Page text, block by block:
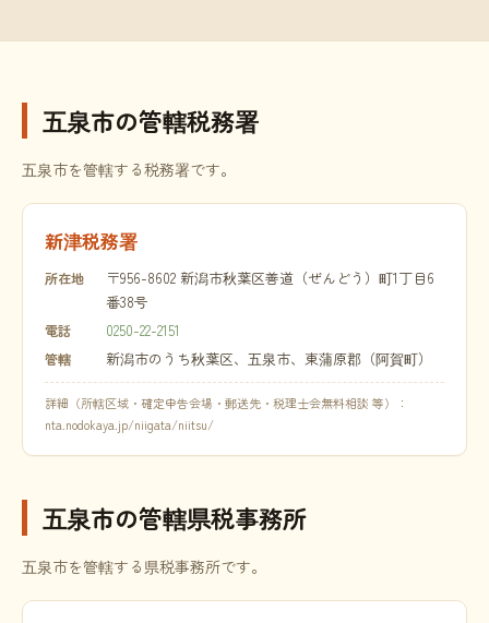
五泉市の管轄税務署
五泉市を管轄する税務署です。
新津税務署
所在地
〒956-8602 新潟市秋葉区善道（ぜんどう）町1丁目6
番38号
電話 0250-22-2151
管轄 新潟市のうち秋葉区、五泉市、東蒲原郡（阿賀町）
詳細（所轄区域・確定申告会場・郵送先・税理士会無料相談 等）：
nta.nodokaya.jp/niigata/niitsu/
五泉市の管轄県税事務所
五泉市を管轄する県税事務所です。